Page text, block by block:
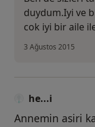
duydum.Iyi ve
cok iyi bir aile
3 Ağustos 2015
he...i
Annemin asiri